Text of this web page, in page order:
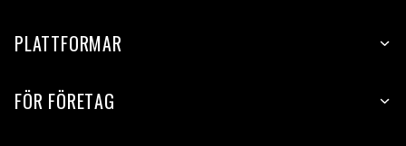
PLATTFORMAR
FÖR FÖRETAG